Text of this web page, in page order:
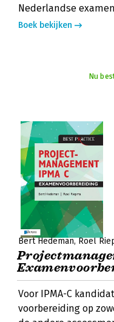
Nederlandse
Boek bekijken
Nu
Bert Hedeman Roel
Voor IPMA-C
voorbereiding op